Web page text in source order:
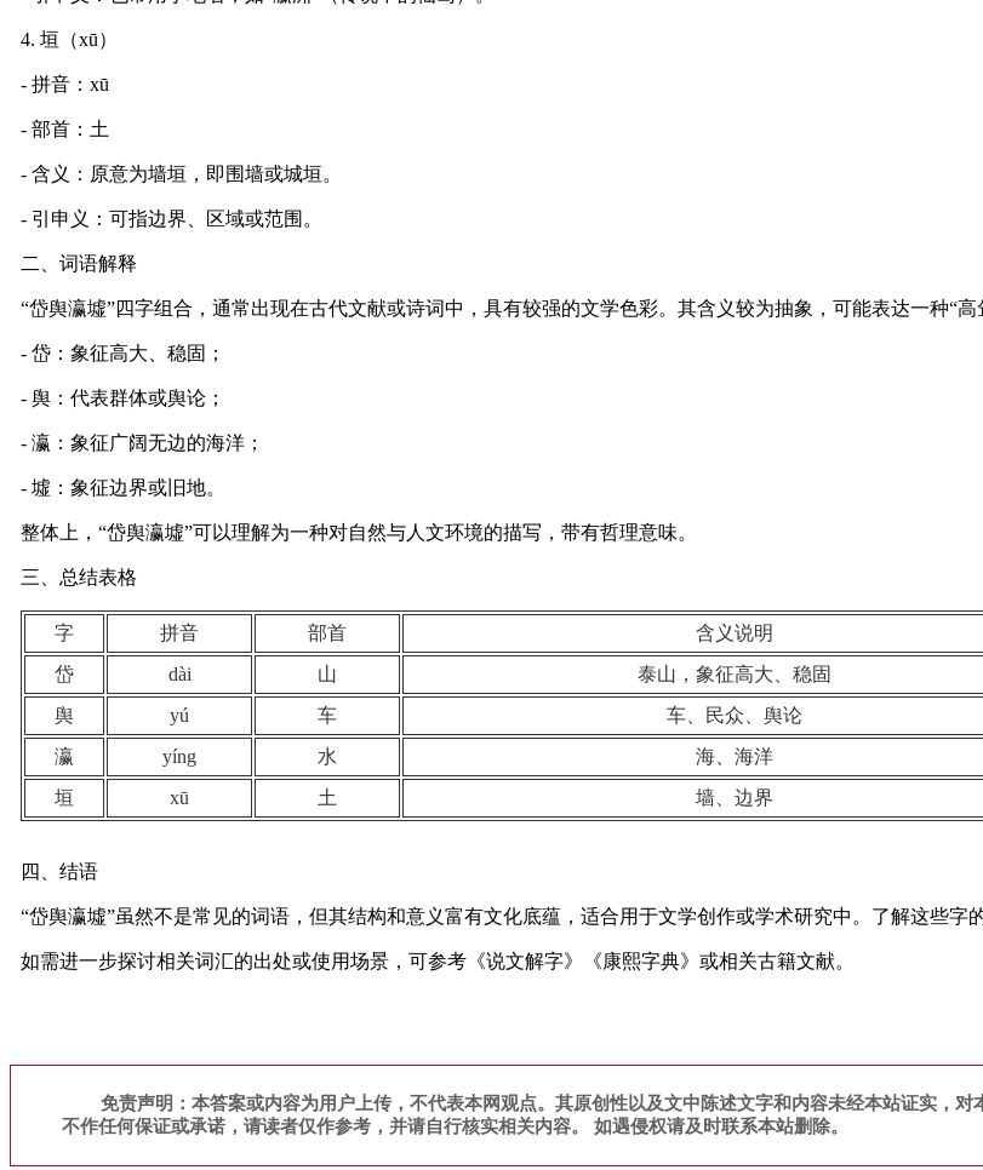
4. 垣（xū）
- 拼音：xū
- 部首：土
- 含义：原意为墙垣，即围墙或城垣。
- 引申义：可指边界、区域或范围。
二、词语解释
“岱舆瀛墟”四字组合，通常出现在古代文献或诗词中，具有较强的文学色彩。其含义较为抽象，可能表达一种“高
- 岱：象征高大、稳固；
- 舆：代表群体或舆论；
- 瀛：象征广阔无边的海洋；
- 墟：象征边界或旧地。
整体上，“岱舆瀛墟”可以理解为一种对自然与人文环境的描写，带有哲理意味。
三、总结表格
字 拼音 部首 含义说明
岱
dài 山 泰山，象征高大、稳固
舆
yú 车 车、民众、舆论
瀛
yíng 水 海、海洋
垣
xū 土 墙、边界
四、结语
“岱舆瀛墟”虽然不是常见的词语，但其结构和意义富有文化底蕴，适合用于文学创作或学术研究中。了解这些字
如需进一步探讨相关词汇的出处或使用场景，可参考《说文解字》《康熙字典》或相关古籍文献。
免责声明：本答案或内容为用户上传，不代表本网观点。其原创性以及文中陈述文字和内容未经本站证实，
不作任何保证或承诺，请读者仅作参考，并请自行核实相关内容。 如遇侵权请及时联系本站删除。